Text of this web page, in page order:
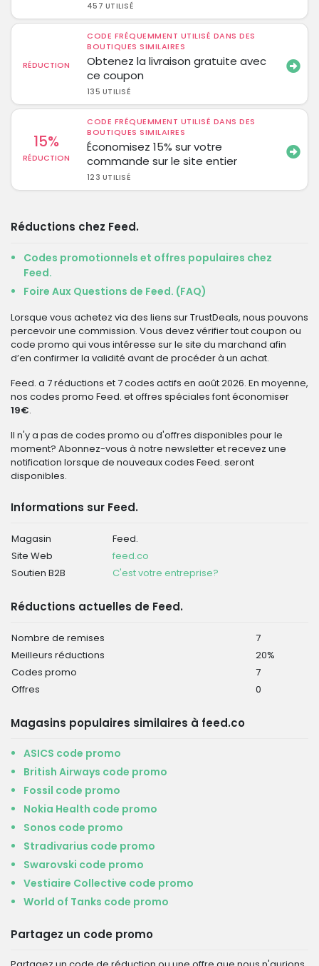
457 UTILISÉ
RÉDUCTION
CODE FRÉQUEMMENT UTILISÉ DANS DES
BOUTIQUES SIMILAIRES
Obtenez la livraison gratuite avec
ce coupon
135 UTILISÉ
15%
RÉDUCTION
CODE FRÉQUEMMENT UTILISÉ DANS DES
BOUTIQUES SIMILAIRES
Économisez 15% sur votre
commande sur le site entier
123 UTILISÉ
Réductions chez Feed.
Codes promotionnels et offres populaires chez
Feed.
Foire Aux Questions de Feed. (FAQ)
Lorsque vous achetez via des liens sur TrustDeals, nous pouvons
percevoir une commission. Vous devez vérifier tout coupon ou
code promo qui vous intéresse sur le site du marchand afin
d’en confirmer la validité avant de procéder à un achat.
Feed. a 7 réductions et 7 codes actifs en août 2026. En moyenne,
nos codes promo Feed. et offres spéciales font économiser
19€.
Il n'y a pas de codes promo ou d'offres disponibles pour le
moment? Abonnez-vous à notre newsletter et recevez une
notification lorsque de nouveaux codes Feed. seront
disponibles.
Informations sur Feed.
Magasin
Feed.
Site Web
feed.co
Soutien B2B
C'est votre entreprise?
Réductions actuelles de Feed.
Nombre de remises
7
Meilleurs réductions
20%
Codes promo
7
Offres
0
Magasins populaires similaires à feed.co
ASICS code promo
British Airways code promo
Fossil code promo
Nokia Health code promo
Sonos code promo
Stradivarius code promo
Swarovski code promo
Vestiaire Collective code promo
World of Tanks code promo
Partagez un code promo